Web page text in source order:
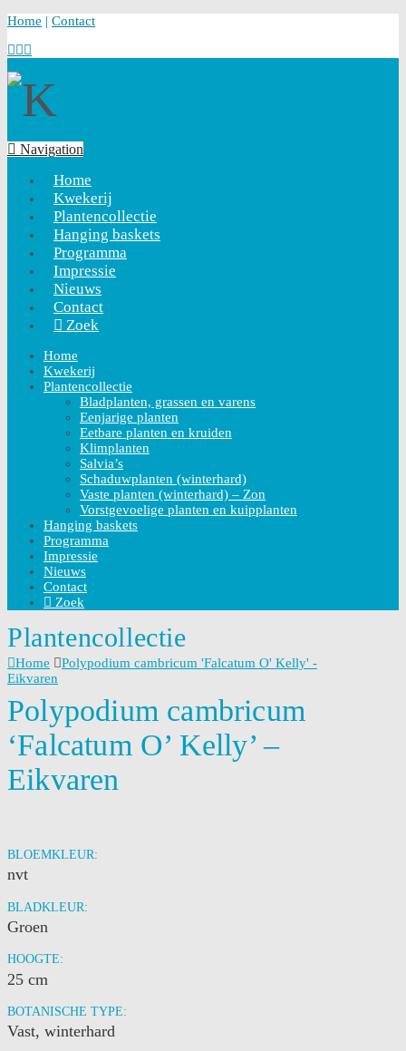
Home | Contact
Navigation
Home
Kwekerij
Plantencollectie
Hanging baskets
Programma
Impressie
Nieuws
Contact
Zoek
Home
Kwekerij
Plantencollectie
Bladplanten, grassen en varens
Eenjarige planten
Eetbare planten en kruiden
Klimplanten
Salvia’s
Schaduwplanten (winterhard)
Vaste planten (winterhard) – Zon
Vorstgevoelige planten en kuipplanten
Hanging baskets
Programma
Impressie
Nieuws
Contact
Zoek
Plantencollectie
Home
Polypodium cambricum 'Falcatum O' Kelly' -
Eikvaren
Polypodium cambricum
‘Falcatum O’ Kelly’ –
Eikvaren
BLOEMKLEUR:
nvt
BLADKLEUR:
Groen
HOOGTE:
25 cm
BOTANISCHE TYPE:
Vast, winterhard